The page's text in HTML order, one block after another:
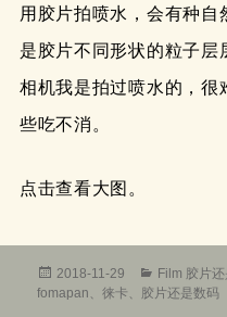
用胶片拍喷水，会有种自
是胶片不同形状的粒子层
相机我是拍过喷水的，很
些吃不消。
点击查看大图。
发
布
2018-11-29
分
类
Film 胶片
fomapan 、徕卡 、 胶片还是数码